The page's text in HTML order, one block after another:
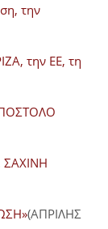
την
την ΕΕ, τη
ΣΑΧΙΝΗ
(ΑΠΡΙΛΗΣ